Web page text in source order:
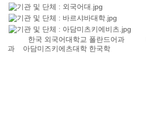
한국 외국어대학교 폴란드어과
과
아담미즈키에츠대학 한국학